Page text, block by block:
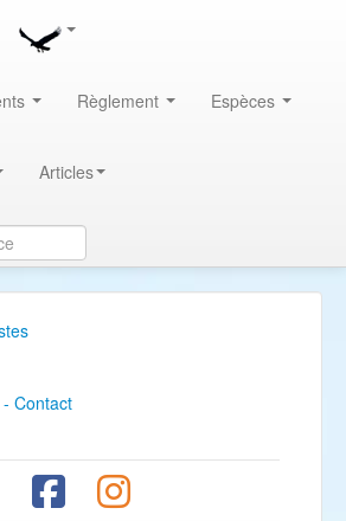
Règlement Espèces
Articles
Contact